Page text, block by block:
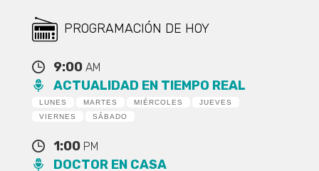
PROGRAMACIÓN DE HOY
9:00 AM
ACTUALIDAD EN TIEMPO REAL
LUNES MARTES MIÉRCOLES
JUEVES
VIERNES
SÁBADO
1:00 PM
DOCTOR EN CASA